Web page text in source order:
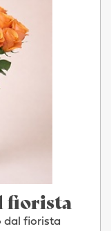
fiorista
dal fiorista